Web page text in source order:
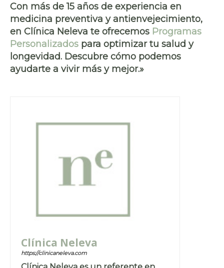
Con más de 15 años de experiencia en
medicina preventiva y antienvejecimiento,
en Clínica Neleva te ofrecemos Programas
Personalizados para optimizar tu salud y
longevidad. Descubre cómo podemos
ayudarte a vivir más y mejor.»
Clínica Neleva
https://clinicaneleva.com